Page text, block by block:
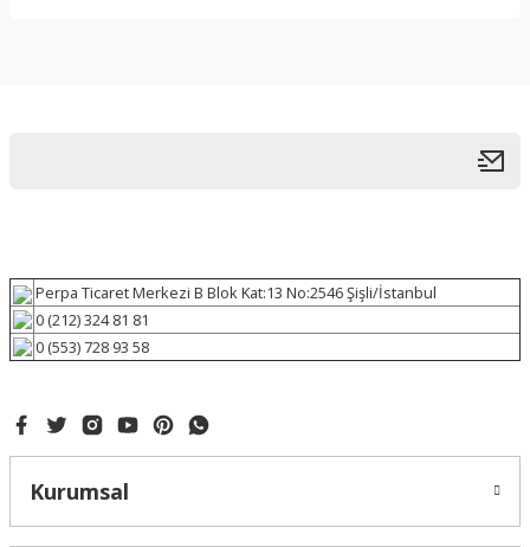
Perpa Ticaret Merkezi B Blok Kat:13 No:2546 Şişli/İstanbul
0 (212) 324 81 81
0 (553) 728 93 58
Kurumsal